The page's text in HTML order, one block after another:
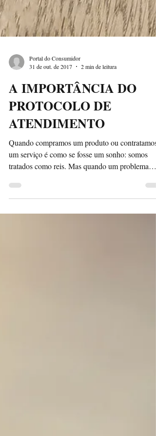
A IMPORTÂNCIA DO
PROTOCOLO DE
ATENDIMENTO
Quando compramos um produto ou contratamos
um serviço é como se fosse um sonho: somos
tratados como reis. Mas quando um problema